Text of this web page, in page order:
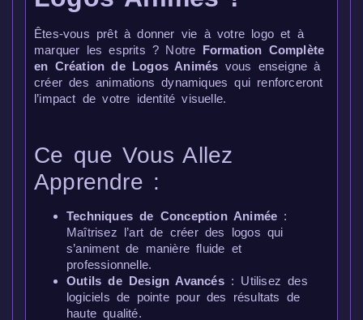
Êtes-vous prêt à donner vie à votre logo et à
marquer les esprits ? Notre Formation Complète
en Création de Logos Animés vous enseigne à
créer des animations dynamiques qui renforceront
l’impact de votre identité visuelle.
Ce que Vous Allez
Apprendre :
Techniques de Conception Animée :
Maîtrisez l’art de créer des logos qui
s’animent de manière fluide et
professionnelle.
Outils de Design Avancés: Utilisez des
logiciels de pointe pour des résultats de
haute qualité.